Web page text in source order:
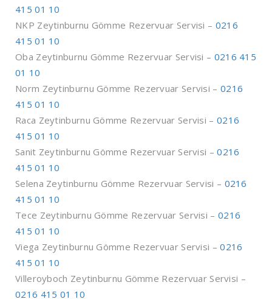
415 01 10
NKP Zeytinburnu Gömme Rezervuar Servisi – 0216
415 01 10
Oba Zeytinburnu Gömme Rezervuar Servisi – 0216 415
01 10
Norm Zeytinburnu Gömme Rezervuar Servisi – 0216
415 01 10
Raca Zeytinburnu Gömme Rezervuar Servisi – 0216
415 01 10
Sanit Zeytinburnu Gömme Rezervuar Servisi –0216
415 01 10
Selena Zeytinburnu Gömme Rezervuar Servisi – 0216
415 01 10
Tece Zeytinburnu Gömme Rezervuar Servisi – 0216
415 01 10
Viega Zeytinburnu Gömme Rezervuar Servisi –0216
415 01 10
Villeroyboch Zeytinburnu Gömme Rezervuar Servisi –
0216 415 01 10